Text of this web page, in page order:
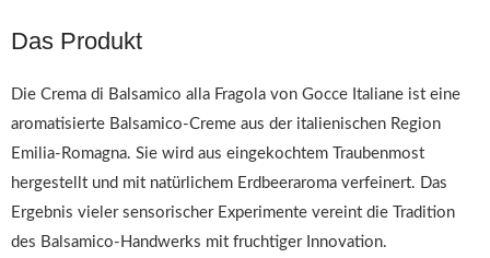
Das Produkt
Die Crema di Balsamico alla Fragola von Gocce Italiane ist eine
aromatisierte Balsamico-Creme aus der italienischen Region
Emilia-Romagna. Sie wird aus eingekochtem Traubenmost
hergestellt und mit natürlichem Erdbeeraroma verfeinert. Das
Ergebnis vieler sensorischer Experimente vereint die Tradition
des Balsamico-Handwerks mit fruchtiger Innovation.